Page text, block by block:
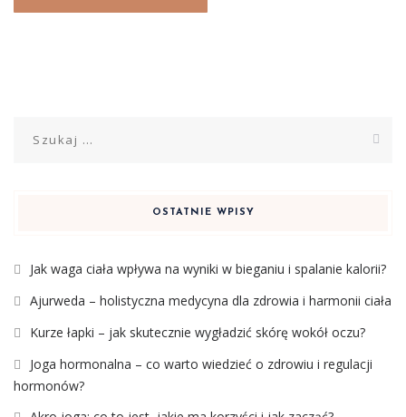
OSTATNIE WPISY
Jak waga ciała wpływa na wyniki w bieganiu i spalanie kalorii?
Ajurweda – holistyczna medycyna dla zdrowia i harmonii ciała
Kurze łapki – jak skutecznie wygładzić skórę wokół oczu?
Joga hormonalna – co warto wiedzieć o zdrowiu i regulacji
hormonów?